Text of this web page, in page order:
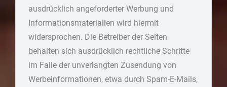
ausdrücklich angeforderter Werbung und
Informationsmaterialien wird hiermit
widersprochen. Die Betreiber der Seiten
behalten sich ausdrücklich rechtliche Schritte
im Falle der unverlangten Zusendung von
Werbeinformationen, etwa durch Spam-E-Mails,